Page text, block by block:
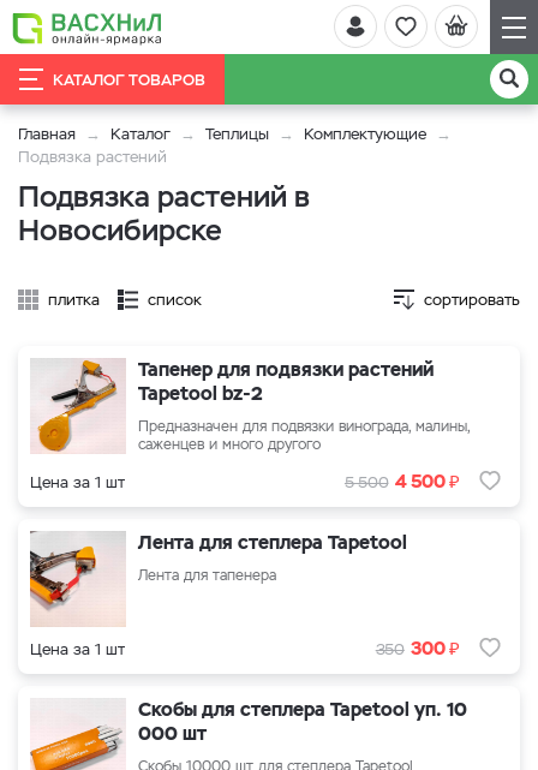
КАТАЛОГ ТОВАРОВ
Главная Каталог Теплицы
Комплектующие
Подвязка растений
Подвязка растений в
Новосибирске
плитка список сортировать
Тапенер для подвязки растений
Tapetool bz-2
Предназначен для подвязки винограда, малины,
саженцев и много другого
Цена за 1 шт 5 500 4 500₽
Лента для степлера Tapetool
Лента для тапенера
Цена за 1 шт 350 300₽
Скобы для степлера Tapetool уп. 10
000 шт